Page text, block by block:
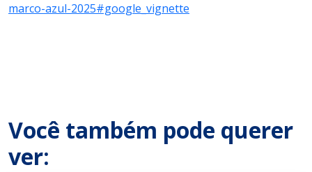
marco-azul-2025#google_vignette
Você também pode querer
ver: